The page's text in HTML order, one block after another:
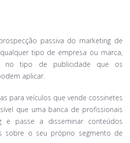
passiva do marketing de
tipo de empresa ou marca,
no tipo de publicidade que os
aplicar.
para veículos que vende cossinetes
que uma banca de profissionais
passe a disseminar conteúdos
sobre o seu próprio segmento de